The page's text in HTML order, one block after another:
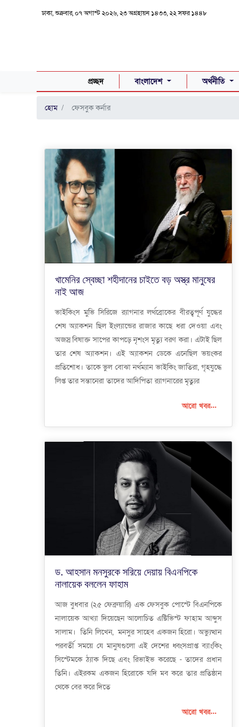
ঢাকা, শুক্রবার, ০৭ অগাস্ট ২০২৬, ২৩ অগ্রহায়ন ১৪৩৩, ২২ সফর ১৪৪৮
প্রচ্ছদ(CURRENT)বাংলাদেশ অর্থনীতি
হোম ফেসবুক কর্নার
খামেনির স্বেচ্ছা শহীদানের চাইতে বড় অস্ত্র মানুষের
নাই আজ
ভাইকিংস মুভি সিরিজে র‍্যাগনার লর্থব্রোকের বীরত্বপূর্ণ যুদ্ধের
শেষ অ্যাকশন ছিল ইংল্যান্ডের রাজার কাছে ধরা দেওয়া এবং
অজস্র বিষাক্ত সাপের কাপড়ে নৃশংস মৃত্যু বরণ করা। এটাই ছিল
তার শেষ অ্যাকশন। এই অ্যাকশন ডেকে এনেছিল ভয়ংকর
প্রতিশোধ। তাকে ভুল বোঝা নর্থম্যান ভাইকিং জাতিরা, গৃহযুদ্ধে
লিপ্ত তার সন্তানেরা তাদের আদিপিতা র‍্যাগনারের মৃত্যুর
আরো খবর...
ড. আহসান মনসুরকে সরিয়ে দেয়ায় বিএনপিকে
নালায়েক বললেন ফাহাম
আজ বুধবার (২৫ ফেব্রুয়ারি) এক ফেসবুক পোস্টে বিএনপিকে
নালায়েক আখ্যা দিয়েছেন আলোচিত এক্টিভিস্ট ফাহাম আব্দুস
সালাম। তিনি লিখেন, মনসুর সাহেব একজন হিরো। অভ্যুত্থান
পরবর্তী সময়ে যে মানুষগুলো এই দেশের ধ্বংসপ্রাপ্ত ব্যাংকিং
সিস্টেমকে ঠ্যাক দিছে এবং রিভাইভ করেছে - তাদের প্রধান
তিনি। এইরকম একজন হিরোকে যদি মব করে তার প্রতিষ্ঠান
থেকে বের করে দিতে
আরো খবর...